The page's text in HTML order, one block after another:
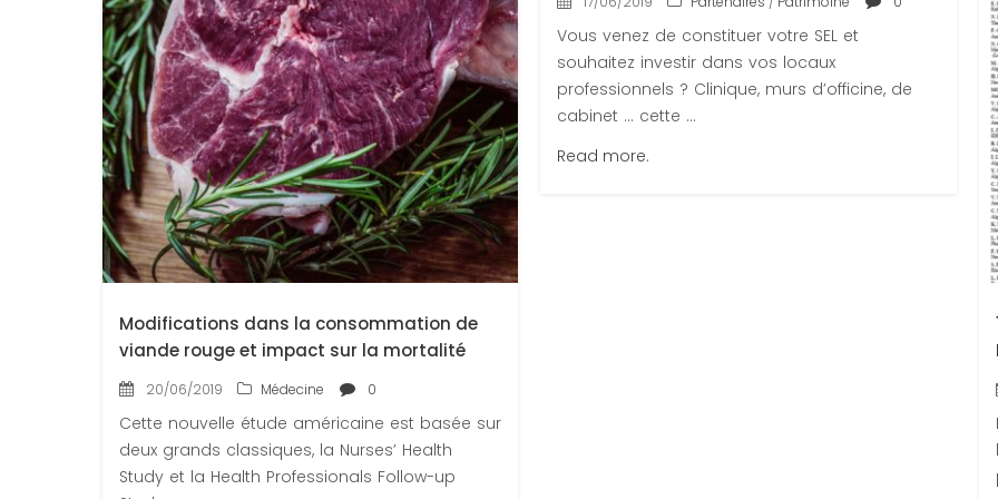
Modifications dans la consommation de
viande rouge et impact sur la mortalité
20/06/2019 Médecine 0
Cette nouvelle étude américaine est basée sur
deux grands classiques, la Nurses’ Health
Study et la Health Professionals Follow-up
Vous venez de constituer votre SEL et
souhaitez investir dans vos locaux
professionnels ? Clinique, murs d’officine, de
cabinet ... cette ...
Read more.